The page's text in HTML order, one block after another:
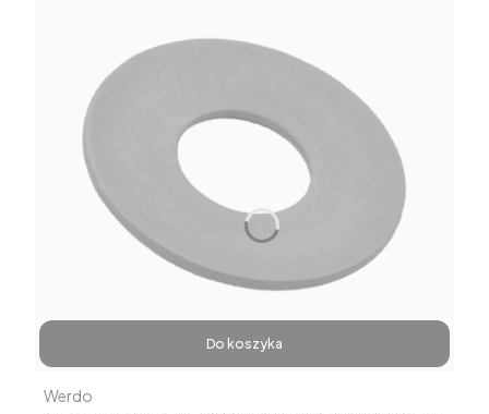
Do koszyka
Producent
Werdo